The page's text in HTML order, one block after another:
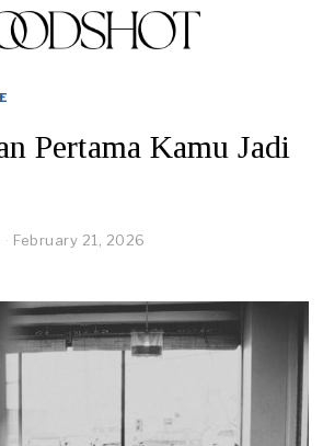
Pertama Kamu Jadi
February 21, 2026
r
u
a
r